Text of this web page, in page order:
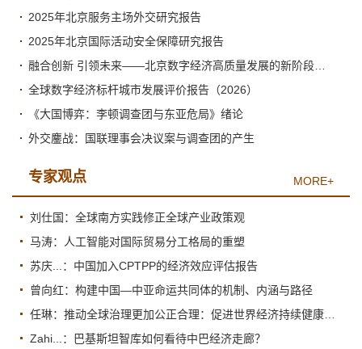
2025年北京服务主场外交研究报告
2025年北京国际活动安全保障研究报告
全球数字经济标杆城市发展评价报告（2026）
《大国博弈：李顿调查团与东亚危局》绪论
外交鏖战：国联理事会决议案与调查团的产生
专家观点 MORE+
刘仕国：全球南方实践修正全球产业政策观
马涛：人工智能对国际贸易分工格局的重塑
苏庆...：中国加入CPTPP的经济效应评估报告
曾向红：构建中国—中亚命运共同体的机制、内涵与路径
Zahi...：巴基斯坦智库如何看待中巴经济走廊？